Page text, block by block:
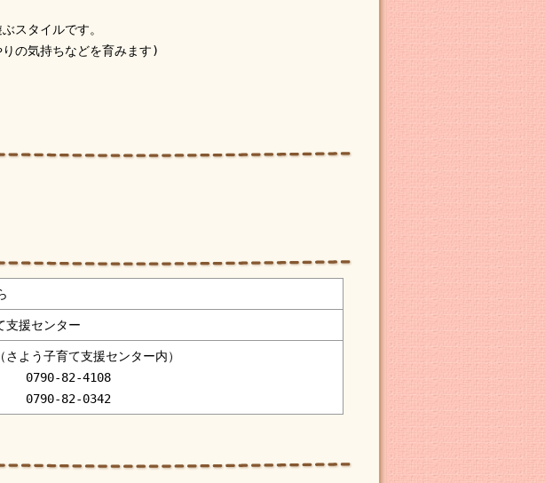
スタイルです。
気持ちなどを育みます)
支援センター
さよう子育て支援センター内）
0790-82-4108
0790-82-0342